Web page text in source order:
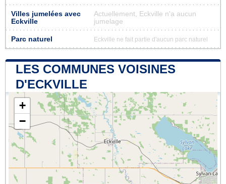
Villes jumelées avec
Eckville
Actuellement, Eckville n'a aucun
jumelage
Parc naturel Eckville ne fait partie d'aucun parc naturel
LES COMMUNES VOISINES
D'ECKVILLE
+
−